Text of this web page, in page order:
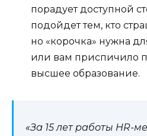
порадует доступной
подойдет тем, кто
но «корочка» нужна
или вам приспичило
высшее образование.
«За 15 лет работы HR-